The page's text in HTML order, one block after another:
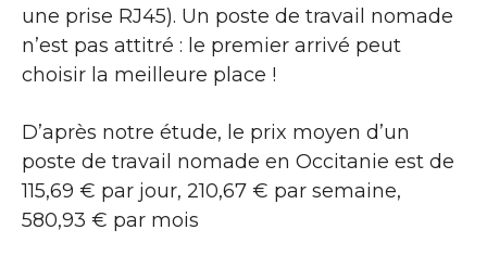
une prise RJ45). Un poste de travail nomade
n’est pas attitré : le premier arrivé peut
choisir la meilleure place !
D’après notre étude, le prix moyen d’un
poste de travail nomade en Occitanie est de
115,69 € par jour, 210,67 € par semaine,
580,93 € par mois